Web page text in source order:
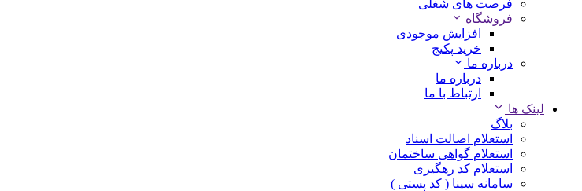
فرصت های شغلی
فروشگاه
افزایش موجودی
خرید پکیج
درباره ما
درباره ما
ارتباط با ما
لینک ها
بلاگ
استعلام اصالت اسناد
استعلام گواهی ساختمان
استعلام کد رهگیری
سامانه سینا ( کد پستی )
نام